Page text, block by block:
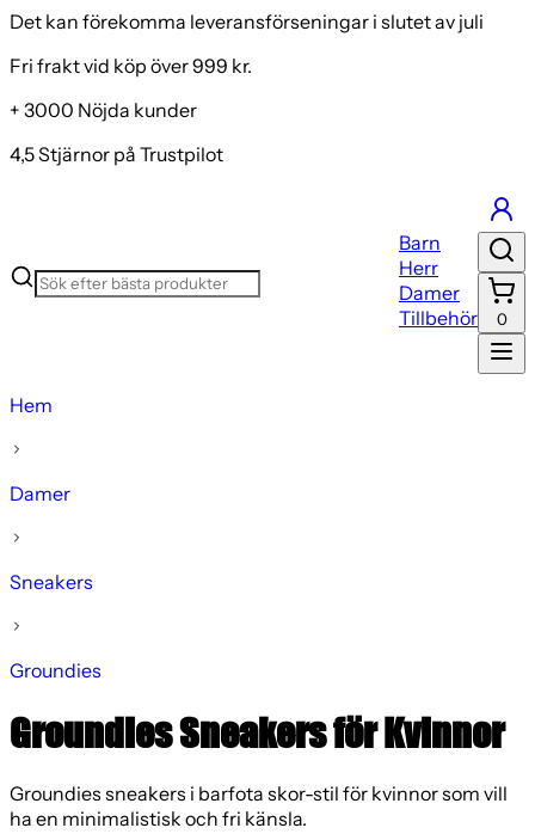
Det kan förekomma leveransförseningar i slutet av juli
Fri frakt vid köp över 999 kr.
+ 3000 Nöjda kunder
4,5 Stjärnor på Trustpilot
Barn
Herr
Damer
Tillbehör
0
Hem
Damer
Sneakers
Groundies
Groundies Sneakers för Kvinnor
Groundies sneakers i barfota skor-stil för kvinnor som vill
ha en minimalistisk och fri känsla.